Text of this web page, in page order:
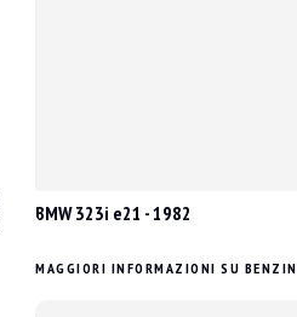
BMW 323i e21 - 1982
MAGGIORI INFORMAZIONI SU BENZIN